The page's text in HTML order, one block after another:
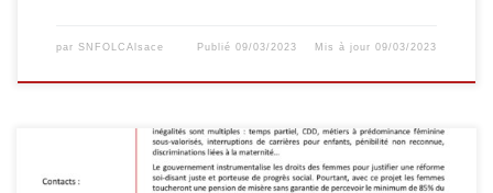
par SNFOLCAlsace Publié09/03/2023 Mis à jour09/03/2023